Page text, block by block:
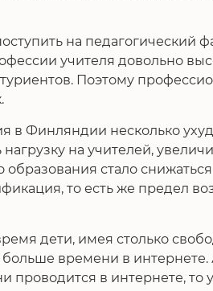
на педагогический
учителя довольно
Поэтому
в Финляндии несколько
на учителей,
образования стало
то есть же предел
дети, имея столько
времени в
проводится в интернете, то